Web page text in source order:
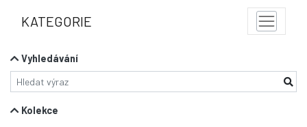
KATEGORIE
Vyhledávání
Kolekce